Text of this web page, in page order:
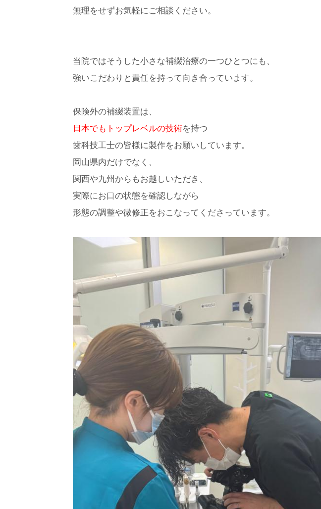
無理をせずお気軽にご相談ください。
当院ではそうした小さな補綴治療の一つひとつにも、
強いこだわりと責任を持って向き合っています。
保険外の補綴装置は、
日本でもトップレベルの技術を持つ
歯科技工士の皆様に製作をお願いしています。
岡山県内だけでなく、
関西や九州からもお越しいただき、
実際にお口の状態を確認しながら
形態の調整や微修正をおこなってくださっています。